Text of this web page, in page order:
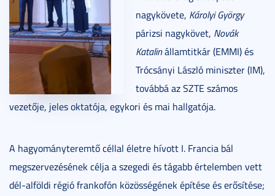
nagykövete, Károlyi György
párizsi nagykövet, Novák
Katalinállamtitkár (EMMI) és
Trócsányi László miniszter (IM),
továbbá az SZTE számos
vezetője, jeles oktatója, egykori és mai hallgatója.
A hagyományteremtő céllal életre hívott I. Francia bál
megszervezésének célja a szegedi és tágabb értelemben vett
dél-alföldi régió frankofón közösségének építése és erősítése;